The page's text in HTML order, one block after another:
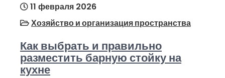
11 февраля 2026
Хозяйство и организация пространства
Как выбрать и правильно
разместить барную стойку на
кухне